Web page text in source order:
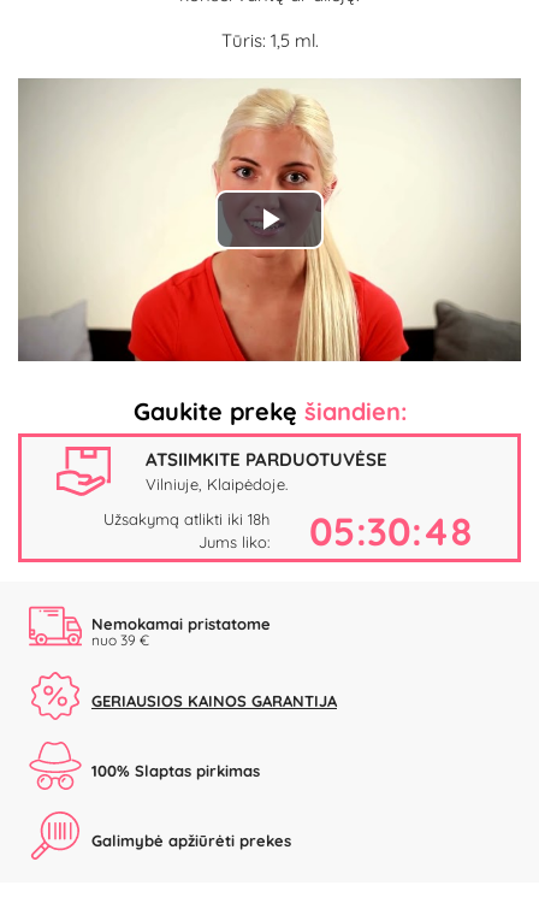
Tūris: 1,5 ml.
Play
Video
Gaukite prekę šiandien:
ATSIIMKITE PARDUOTUVĖSE
Vilniuje, Klaipėdoje.
Užsakymą atlikti iki 18h
Jums liko:
05:30:48
Nemokamai pristatome
nuo 39 €
GERIAUSIOS KAINOS GARANTIJA
100% Slaptas pirkimas
Galimybė apžiūrėti prekes